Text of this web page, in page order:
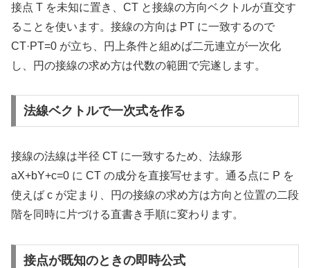
接点 T を未知に置き、CT と接線の方向ベクトルが直交す
ることを使います。接線の方向は PT に一致するので
CT·PT=0 が立ち、円上条件と組めば二元連立が一次化
し、円の接線の求め方は代数の範囲で完遂します。
法線ベクトルで一次式を作る
接線の法線は半径 CT に一致するため、法線形
aX+bY+c=0 に CT の成分を直接写せます。通る点に P を
使えば c が定まり、円の接線の求め方は方向と位置の二段
階を同時に片づける直書き手順に変わります。
接点が既知のときの即時公式